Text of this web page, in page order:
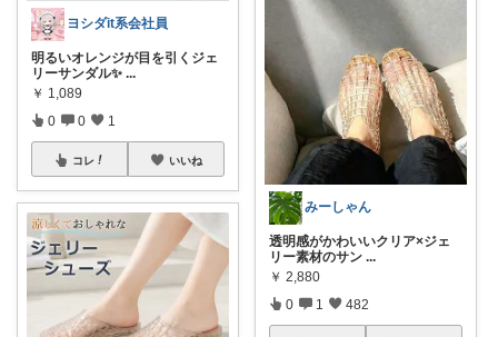
ヨシダit系会社員
明るいオレンジが目を引くジェ
リーサンダル✨ ...
￥ 1,089
0 0 1
コレ いいね
みーしゃん
透明感がかわいいクリア×ジェ
リー素材のサン ...
￥ 2,880
0 1 482